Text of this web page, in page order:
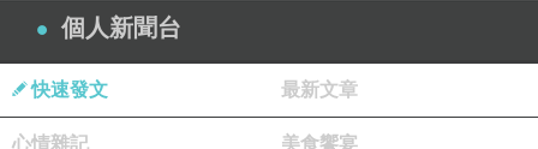
個人新聞台
快速發文 最新文章
心情雜記 美食饗宴